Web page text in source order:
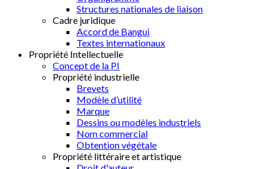
Structures nationales de liaison
Cadre juridique
Accord de Bangui
Textes internationaux
Propriété Intellectuelle
Concept de la PI
Propriété industrielle
Brevets
Modèle d’utilité
Marque
Dessins ou modèles industriels
Nom commercial
Obtention végétale
Propriété littéraire et artistique